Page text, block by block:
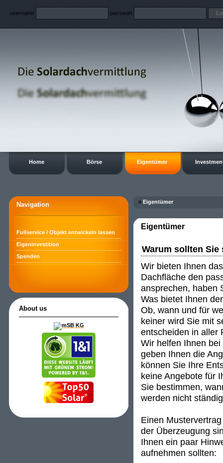
username passwort
Home Börse Eigentümer
Navigation
Fullservice / Objekt entwickeln lassen
Eigeninvestition
Spenden
About us
» Eigentümer
Eigentümer
Warum sollten
Wir bieten Ihnen
Dachfläche den
ansprechen, haben
Was bietet Ihnen
Ob, wann und für
keiner wird Sie mit
entscheiden in aller
Wir helfen Ihnen
geben Ihnen die
können Sie Ihre
keine Angebote für
Sie bestimmen,
werden nicht
Einen
der Überzeugung
Ihnen ein paar
aufnehmen sollten: